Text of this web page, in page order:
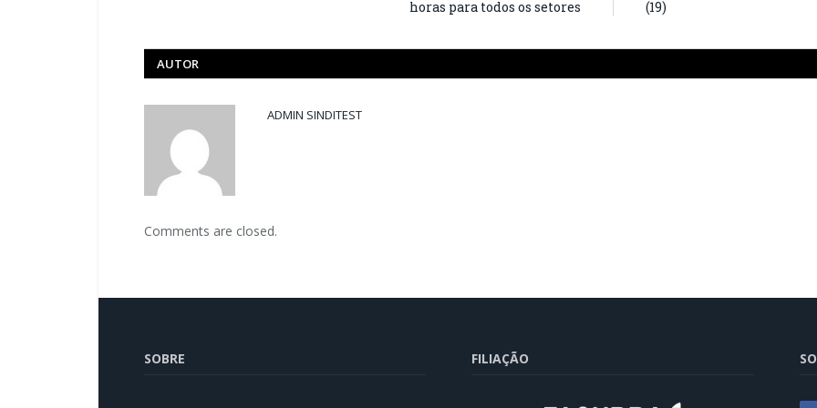
horas para todos os setores (19)
AUTOR
ADMIN SINDITEST
Comments are closed.
SOBRE FILIAÇÃO